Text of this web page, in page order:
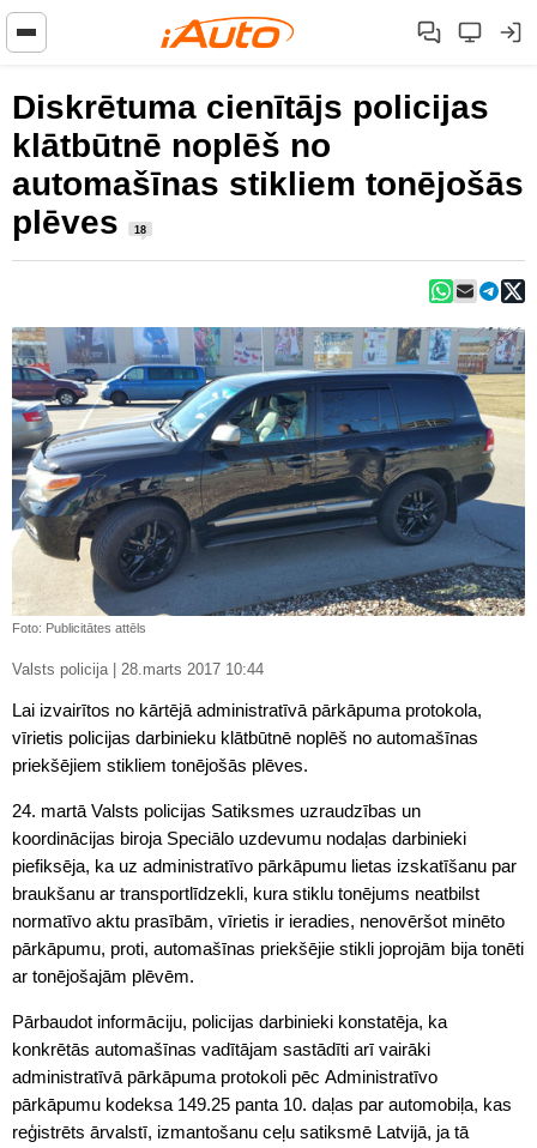
Diskrētuma cienītājs policijas
klātbūtnē noplēš no
automašīnas stikliem tonējošās
plēves
18
Foto: Publicitātes attēls
Valsts policija | 28.marts 2017 10:44
Lai izvairītos no kārtējā administratīvā pārkāpuma protokola,
vīrietis policijas darbinieku klātbūtnē noplēš no automašīnas
priekšējiem stikliem tonējošās plēves.
24. martā Valsts policijas Satiksmes uzraudzības un
koordinācijas biroja Speciālo uzdevumu nodaļas darbinieki
piefiksēja, ka uz administratīvo pārkāpumu lietas izskatīšanu par
braukšanu ar transportlīdzekli, kura stiklu tonējums neatbilst
normatīvo aktu prasībām, vīrietis ir ieradies, nenovēršot minēto
pārkāpumu, proti, automašīnas priekšējie stikli joprojām bija tonēti
ar tonējošajām plēvēm.
Pārbaudot informāciju, policijas darbinieki konstatēja, ka
konkrētās automašīnas vadītājam sastādīti arī vairāki
administratīvā pārkāpuma protokoli pēc Administratīvo
pārkāpumu kodeksa 149.25 panta 10. daļas par automobiļa, kas
reģistrēts ārvalstī, izmantošanu ceļu satiksmē Latvijā, ja tā